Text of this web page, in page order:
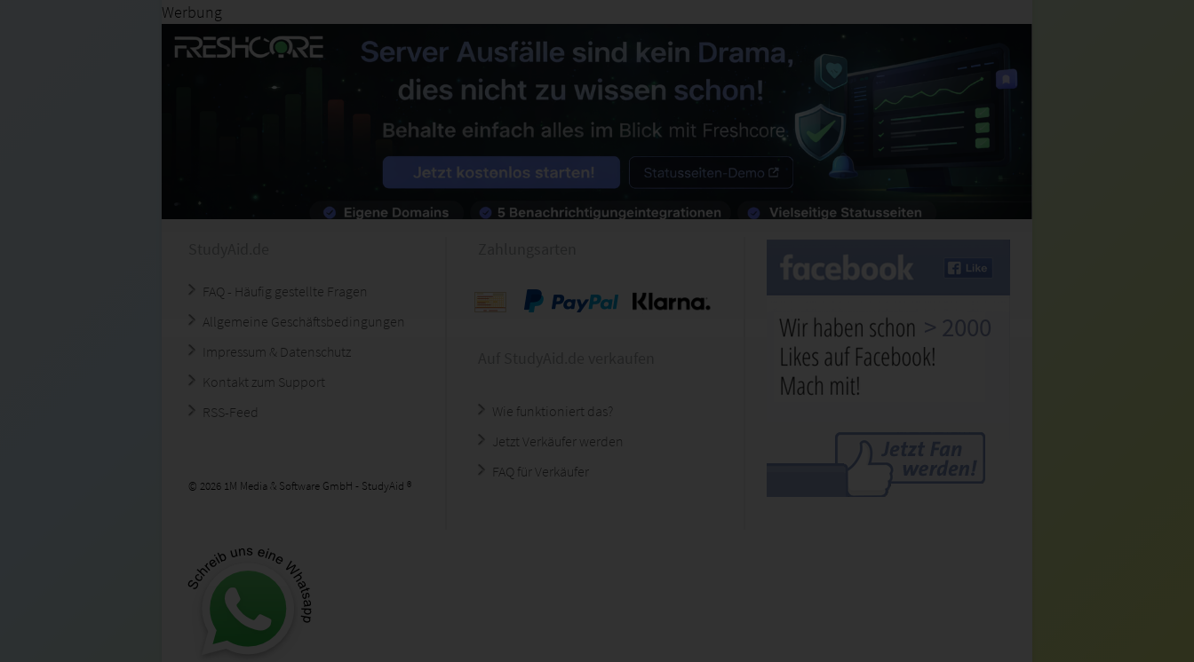
Werbung
FAQ - Häufig gestellte Fragen
Allgemeine Geschäftsbedingungen
Impressum & Datenschutz
Kontakt zum Support
RSS-Feed
© 2026 1M Media & Software GmbH - StudyAid ®
Wie funktioniert das?
Jetzt Verkäufer werden
FAQ für Verkäufer
> 2000